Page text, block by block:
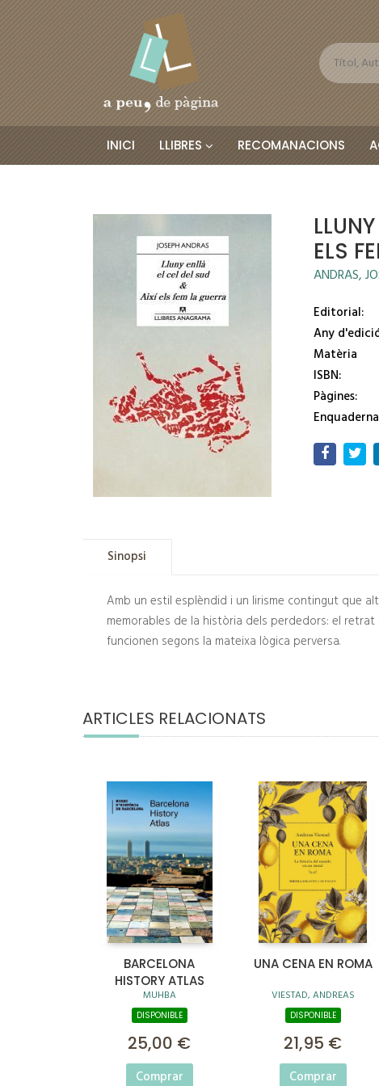
INICI LLIBRES RECOMANACIONS
ELS
ANDRAS,
Editorial:
Any
Matèria
ISBN:
Pàgines:
Sinopsi
Amb un estil esplèndid i un lirisme contingut que
memorables de la història dels perdedors: el retrat
funcionen segons la mateixa lògica perversa.
ARTICLES RELACIONATS
BARCELONA
HISTORY ATLAS
MUHBA
DISPONIBLE
25,00 €
Comprar
UNA CENA EN ROMA
VIESTAD, ANDREAS
DISPONIBLE
21,95 €
Comprar